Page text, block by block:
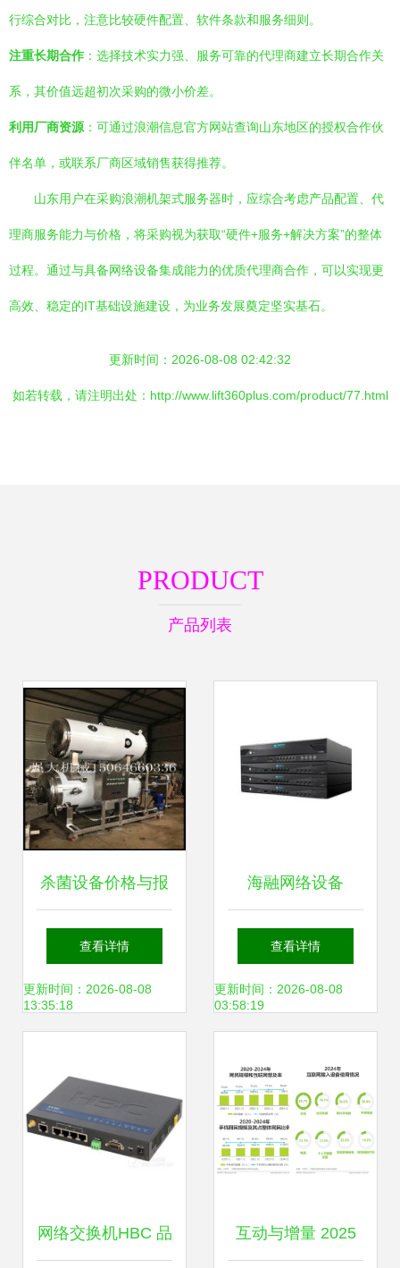
行综合对比，注意比较硬件配置、软件条款和服务细则。
注重长期合作 ：选择技术实力强、服务可靠的代理商建立长期合作关
系，其价值远超初次采购的微小价差。
利用厂商资源 ：可通过浪潮信息官方网站查询山东地区的授权合作伙
伴名单，或联系厂商区域销售获得推荐。
山东用户在采购浪潮机架式服务器时，应综合考虑产品配置、代
理商服务能力与价格，将采购视为获取“硬件+服务+解决方案”的整体
过程。通过与具备网络设备集成能力的优质代理商合作，可以实现更
高效、稳定的IT基础设施建设，为业务发展奠定坚实基石。
更新时间：2026-08-08 02:42:32
如若转载，请注明出处：http://www.lift360plus.com/product/77.html
PRODUCT
产品列表
杀菌设备价格与报
价详解 2018年批
发市场趋势及销售
查看详情
更新时间：2026-08-08
13:35:18
海融网络设备
Ni3300上网行为管
理促销热启，企业
查看详情
更新时间：2026-08-08
03:58:19
网络交换机HBC 品 互动与增量 2025